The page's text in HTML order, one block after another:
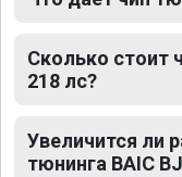
Сколько стоит
218 лс?
Увеличится ли
тюнинга BAIC